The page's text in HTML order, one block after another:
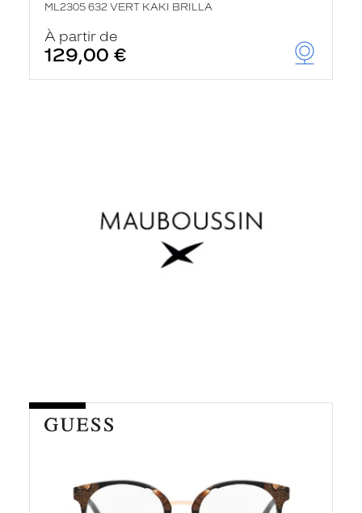
ML2305 632 VERT KAKI BRILLA
À partir de
129,00 €